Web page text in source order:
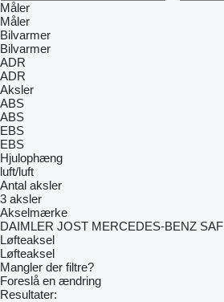
Måler
Måler
Bilvarmer
Bilvarmer
ADR
ADR
Aksler
ABS
ABS
EBS
EBS
Hjulophæng
luft/luft
Antal aksler
3 aksler
Akselmærke
DAIMLER JOST MERCEDES-BENZ SAF
Løfteaksel
Løfteaksel
Mangler der filtre?
Foreslå en ændring
Resultater: